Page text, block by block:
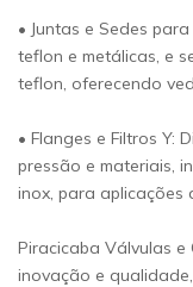
• Juntas e Sedes
teflon e metálicas, e
teflon, oferecendo
• Flanges e Filtros Y:
pressão e materiais,
inox, para aplicações
Piracicaba Válvulas e
inovação e